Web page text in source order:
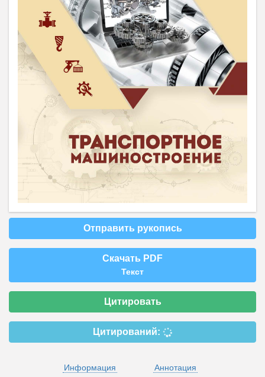
Отправить рукопись
Скачать PDF
Текст
Цитировать
Цитирований:
Информация
Аннотация